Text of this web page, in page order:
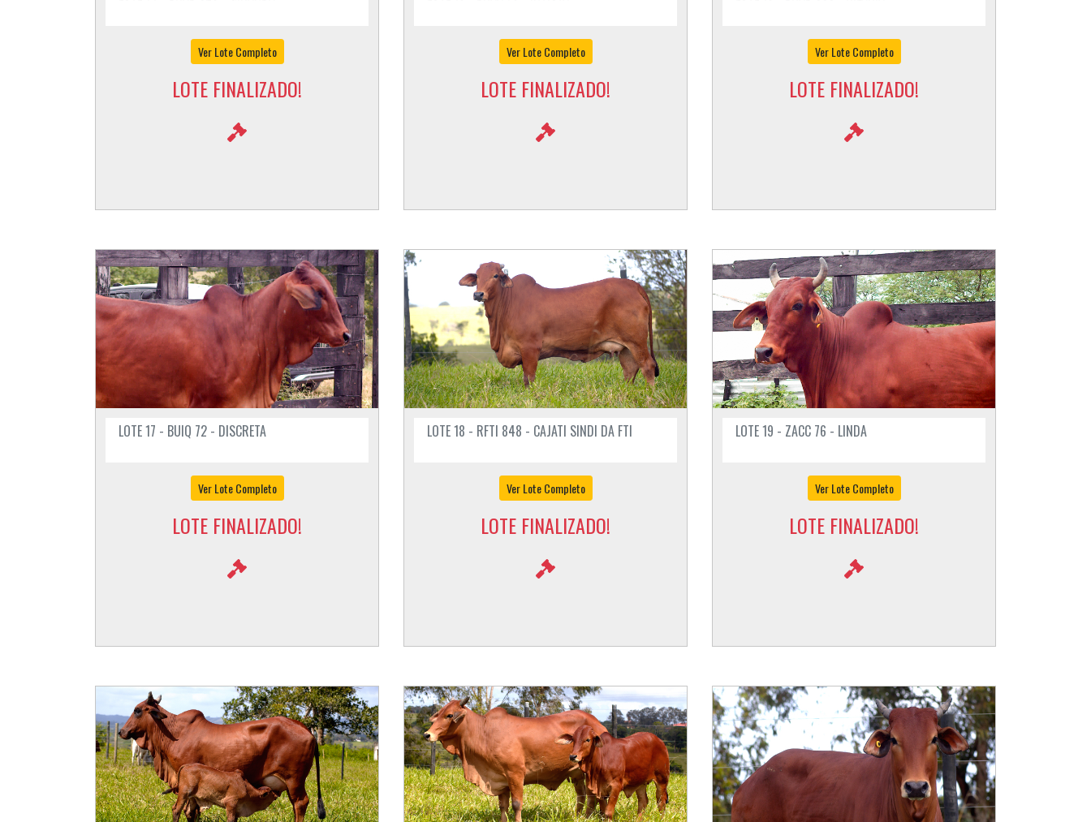
Ver Lote Completo
LOTE FINALIZADO!
Ver Lote Completo
LOTE FINALIZADO!
Ver Lote Completo
LOTE FINALIZADO!
LOTE 17 - BUIQ 72 - DISCRETA
Ver Lote Completo
LOTE FINALIZADO!
LOTE 18 - RFTI 848 - CAJATI SINDI DA FTI
Ver Lote Completo
LOTE FINALIZADO!
LOTE 19 - ZACC 76 - LINDA
Ver Lote Completo
LOTE FINALIZADO!